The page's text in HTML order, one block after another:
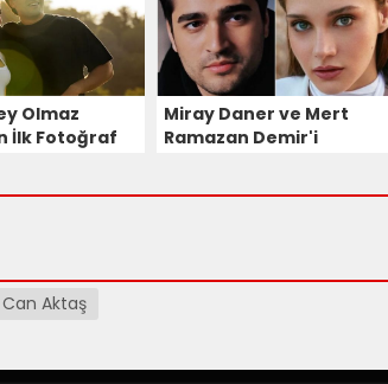
Olmaz
İlk Fotoğraf
Miray Daner ve Mert
Ramazan Demir'i
Aktaş